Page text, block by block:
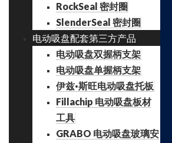
RockSeal 密封圈
SlenderSeal 密封圈
电动吸盘配套第三方产品
电动吸盘双握柄支架
电动吸盘单握柄支架
伊兹·斯旺电动吸盘托板
Fillachip 电动吸盘板材
工具
GRABO 电动吸盘玻璃安